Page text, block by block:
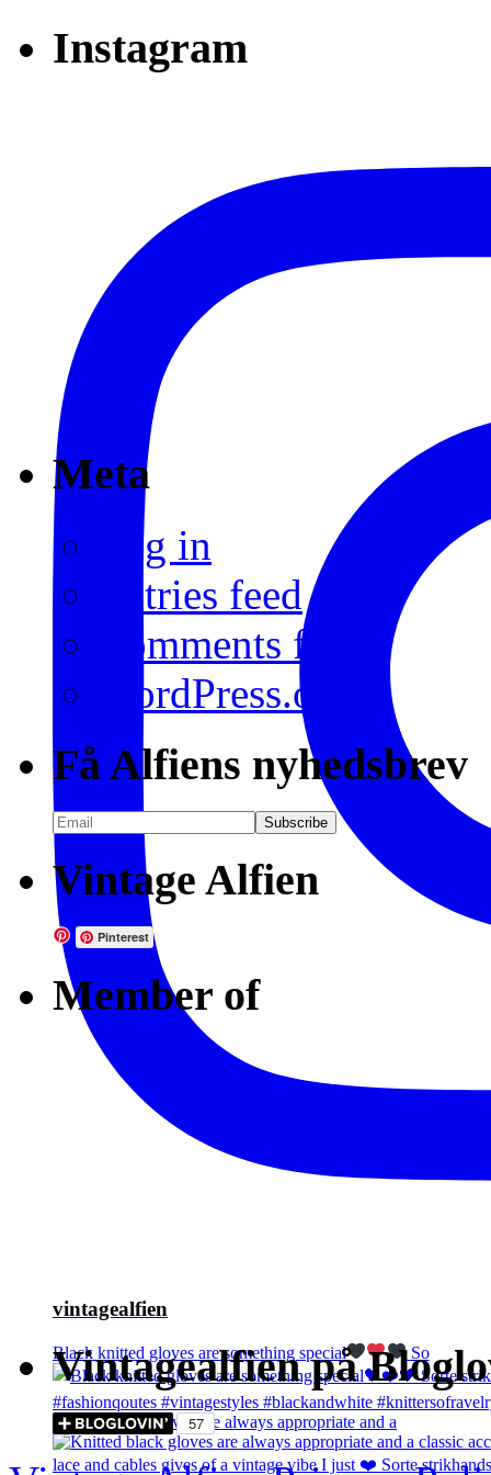
Instagram
vintagealfien
Black knitted gloves are something special So
Knitted black gloves are always appropriate and a
Meta
Log in
Entries feed
Comments feed
WordPress.org
Få Alfiens nyhedsbrev
Vintage Alfien
Pinterest
Member of
Vintagealfien på